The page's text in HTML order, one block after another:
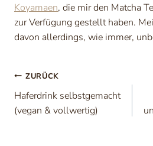
Koyamaen, die mir den Matcha
zur Verfügung gestellt haben.
davon allerdings, wie immer,
Beitragsnavigation
ZURÜCK
Haferdrink selbstgemacht
(vegan & vollwertig)